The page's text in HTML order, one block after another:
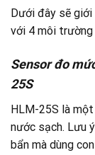
Dưới đây sẽ
với 4 môi
Sensor đo
25S
HLM-25S là
nước sạch. Lưu
bẩn mà dùng